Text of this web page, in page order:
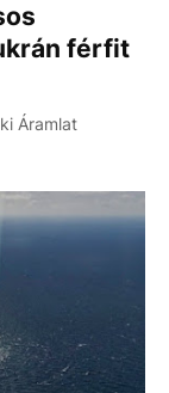
férfit
Áramlat